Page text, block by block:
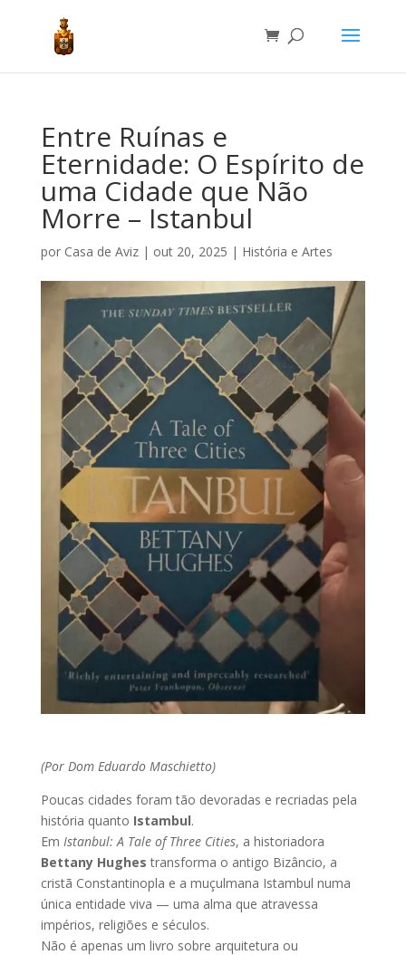
Entre Ruínas e
Eternidade: O Espírito de
uma Cidade que Não
Morre – Istanbul
por Casa de Aviz| out 20, 2025 | História e Artes
(Por Dom Eduardo Maschietto)
Poucas cidades foram tão devoradas e recriadas pela
história quanto Istambul.
Em Istanbul: A Tale of Three Cities, a historiadora
Bettany Hughes transforma o antigo Bizâncio, a
cristã Constantinopla e a muçulmana Istambul numa
única entidade viva — uma alma que atravessa
impérios, religiões e séculos.
Não é apenas um livro sobre arquitetura ou